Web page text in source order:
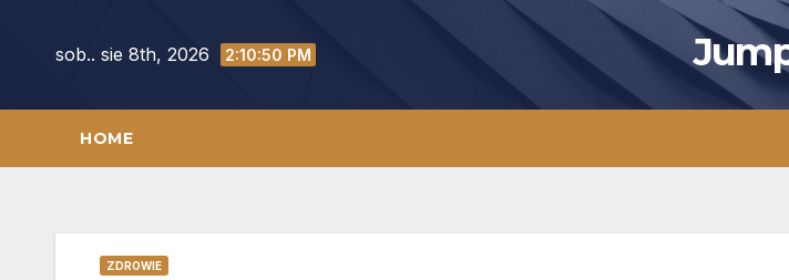
sob.. sie 8th, 2026 2:10:51 PM
HOME
ZDROWIE